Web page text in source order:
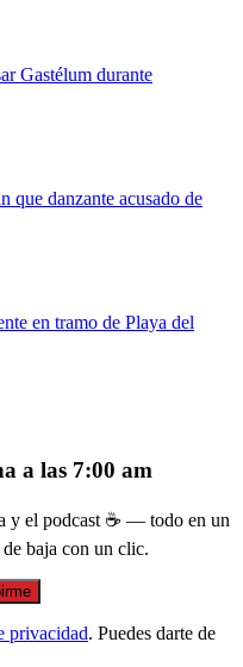
Gastélum durante
que danzante acusado de
en tramo de Playa del
a las 7:00 am
y el podcast ☕ — todo en un
baja con un clic.
privacidad. Puedes darte de